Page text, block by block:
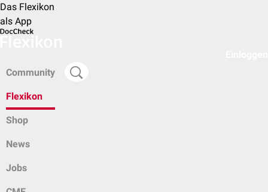
Das Flexikon
als App
Community
Flexikon
Shop
News
Jobs